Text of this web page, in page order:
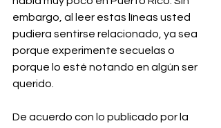
embargo, al leer estas líneas usted
pudiera sentirse relacionado, ya sea
porque experimente secuelas o
porque lo esté notando en algún ser
querido.
De acuerdo con lo publicado por la